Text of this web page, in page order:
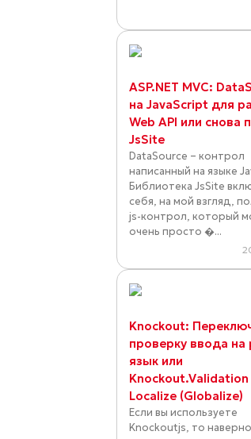
ASP.NET MVC:
на JavaScript для
Web API или снова
JsSite
DataSource – контрол
написанный на языке
Библиотека JsSite
себя, на мой взгляд,
js-контрол, который
очень просто �...
Knockout:
проверку ввода на
язык или
Knockout.Validation
Localize (Globalize)
Если вы используете
Knockoutjs, то